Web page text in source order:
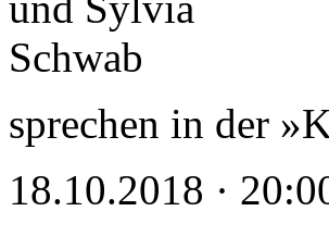
sprechen in der
18.10.2018 ·